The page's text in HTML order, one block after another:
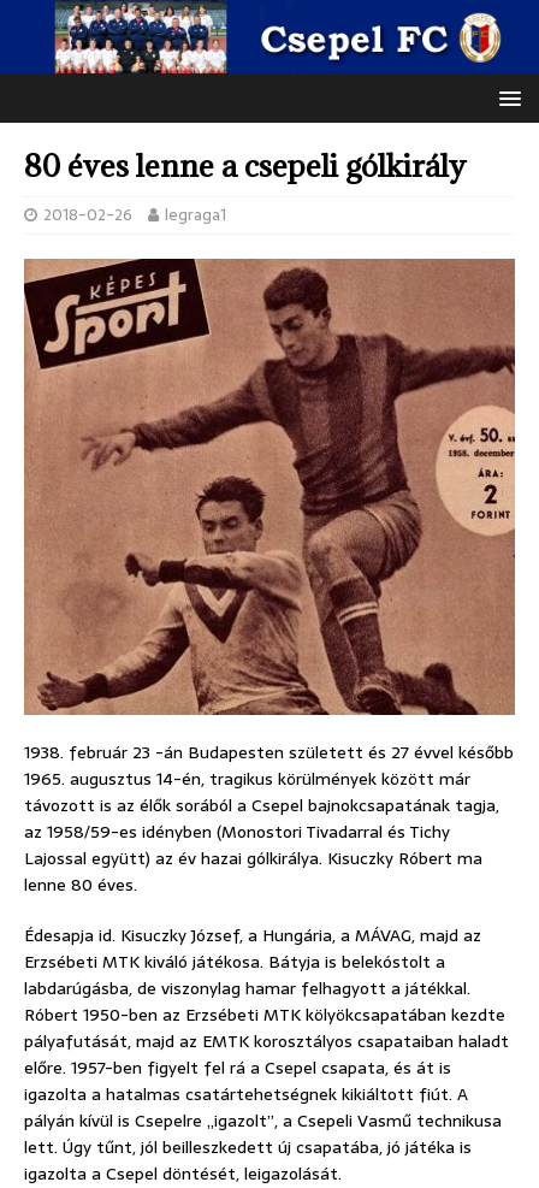
80 éves lenne a csepeli gólkirály
2018-02-26 legraga1
1938. február 23 -án Budapesten született és 27 évvel később
1965. augusztus 14-én, tragikus körülmények között már
távozott is az élők sorából a Csepel bajnokcsapatának tagja,
az 1958/59-es idényben (Monostori Tivadarral és Tichy
Lajossal együtt) az év hazai gólkirálya. Kisuczky Róbert ma
lenne 80 éves.
Édesapja id. Kisuczky József, a Hungária, a MÁVAG, majd az
Erzsébeti MTK kiváló játékosa. Bátyja is belekóstolt a
labdarúgásba, de viszonylag hamar felhagyott a játékkal.
Róbert 1950-ben az Erzsébeti MTK kölyökcsapatában kezdte
pályafutását, majd az EMTK korosztályos csapataiban haladt
előre. 1957-ben figyelt fel rá a Csepel csapata, és át is
igazolta a hatalmas csatártehetségnek kikiáltott fiút. A
pályán kívül is Csepelre „igazolt”, a Csepeli Vasmű technikusa
lett. Úgy tűnt, jól beilleszkedett új csapatába, jó játéka is
igazolta a Csepel döntését, leigazolását.